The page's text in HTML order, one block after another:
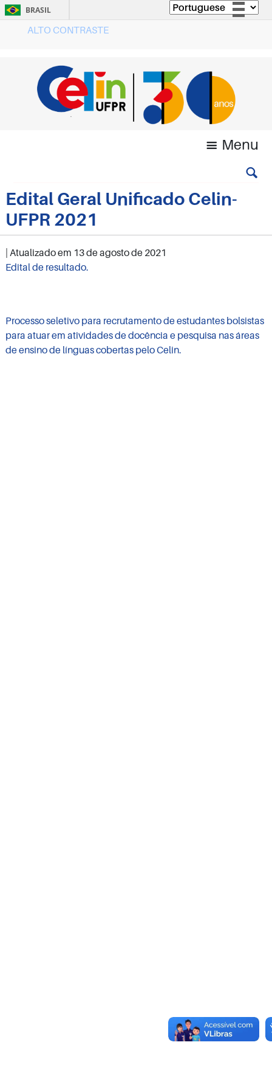
BRASIL
Acesso à informação
Legislação
Canais
ALTO CONTRASTE
Menu
Edital Geral Unificado Celin-
UFPR 2021
| Atualizado em 13 de agosto de 2021
Edital de resultado.
Processo seletivo para recrutamento de estudantes bolsistas
para atuar em atividades de docência e pesquisa nas áreas
de ensino de línguas cobertas pelo Celin.